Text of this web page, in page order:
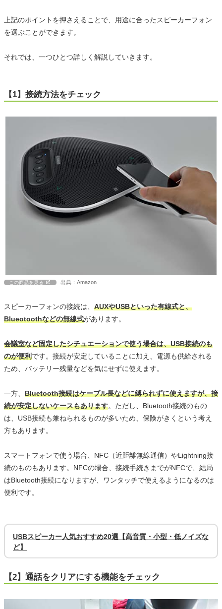
上記のポイントを押さえることで、用途に合ったスピーカーフォン
を選ぶことができます。
それでは、一つひとつ詳しく解説していきます。
【1】接続方法をチェック
この商品を見る 出典：Amazon
スピーカーフォンの接続は、 AUXやUSBといった有線式と、
Blueotoothなどの無線式があります。
会議室など固定したシチュエーションで使う場合は、USB接続のも
のが便利です。接続が安定していることに加え、電源も供給される
ため、バッテリー残量などを気にせずに使えます。
一方、 Bluetooth接続はケーブル長などに縛られずに使えますが、接
続が安定しないケースもあります。ただし、Bluetooth接続のもの
は、USB接続も兼ねられるものが多いため、保険がきくという考え
方もあります。
スマートフォンで使う場合、NFC（近距離無線通信）やLightning接
続のものもあります。NFCの場合、接続手続きまでがNFCで、結局
はBluetooth接続になりますが、ワンタッチで使えるようになるのは
便利です。
USBスピーカー人気おすすめ20選【高音質・小型・低ノイズな
ど】
【2】通話をクリアにする機能をチェック